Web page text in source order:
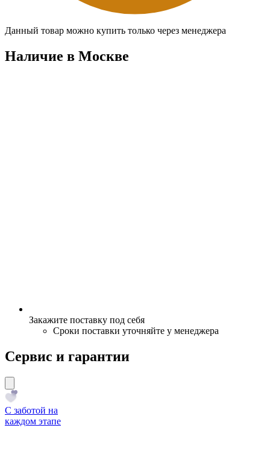
Данный товар можно купить только через менеджера
Наличие в Москвe
Закажите поставку под себя
Сроки поставки уточняйте у менеджера
Сервис и гарантии
С заботой на
каждом этапе